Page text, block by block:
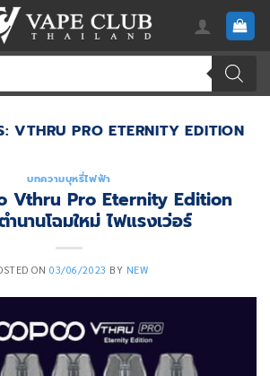
VTHRU PRO ETERNITY EDITION
บทความบุหรี่ไฟฟ้า
Vthru Pro Eternity Edition
นานโฉมใหม่ ไฟแรงเว่อร์
ON03/06/2023 BY NEW